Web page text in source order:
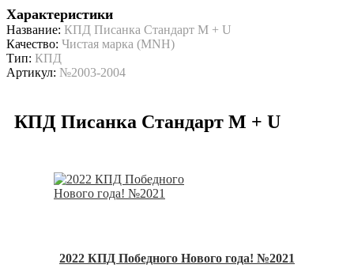
Характеристики
Название: КПД Писанка Стандарт M + U
Качество: Чистая марка (MNH)
Тип: КПД
Артикул: №2003-2004
КПД Писанка Стандарт M + U
2022 КПД Победного Нового года! №2021